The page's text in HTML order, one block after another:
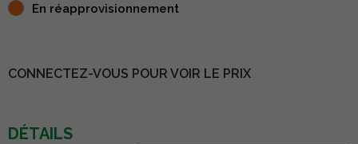
En réapprovisionnement
CONNECTEZ-VOUS POUR VOIR LE PRIX
DÉTAILS